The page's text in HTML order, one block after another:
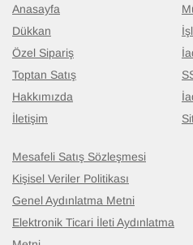
Anasayfa
Dükkan
Özel Sipariş
Toptan Satış
Hakkımızda
İletişim
Mesafeli Satış Sözleşmesi
Kişisel Veriler Politikası
Genel Aydınlatma Metni
Elektronik Ticari İleti Aydınlatma